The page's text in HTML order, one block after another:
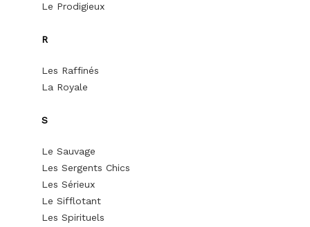
Le Prodigieux
R
Les Raffinés
La Royale
S
Le Sauvage
Les Sergents Chics
Les Sérieux
Le Sifflotant
Les Spirituels